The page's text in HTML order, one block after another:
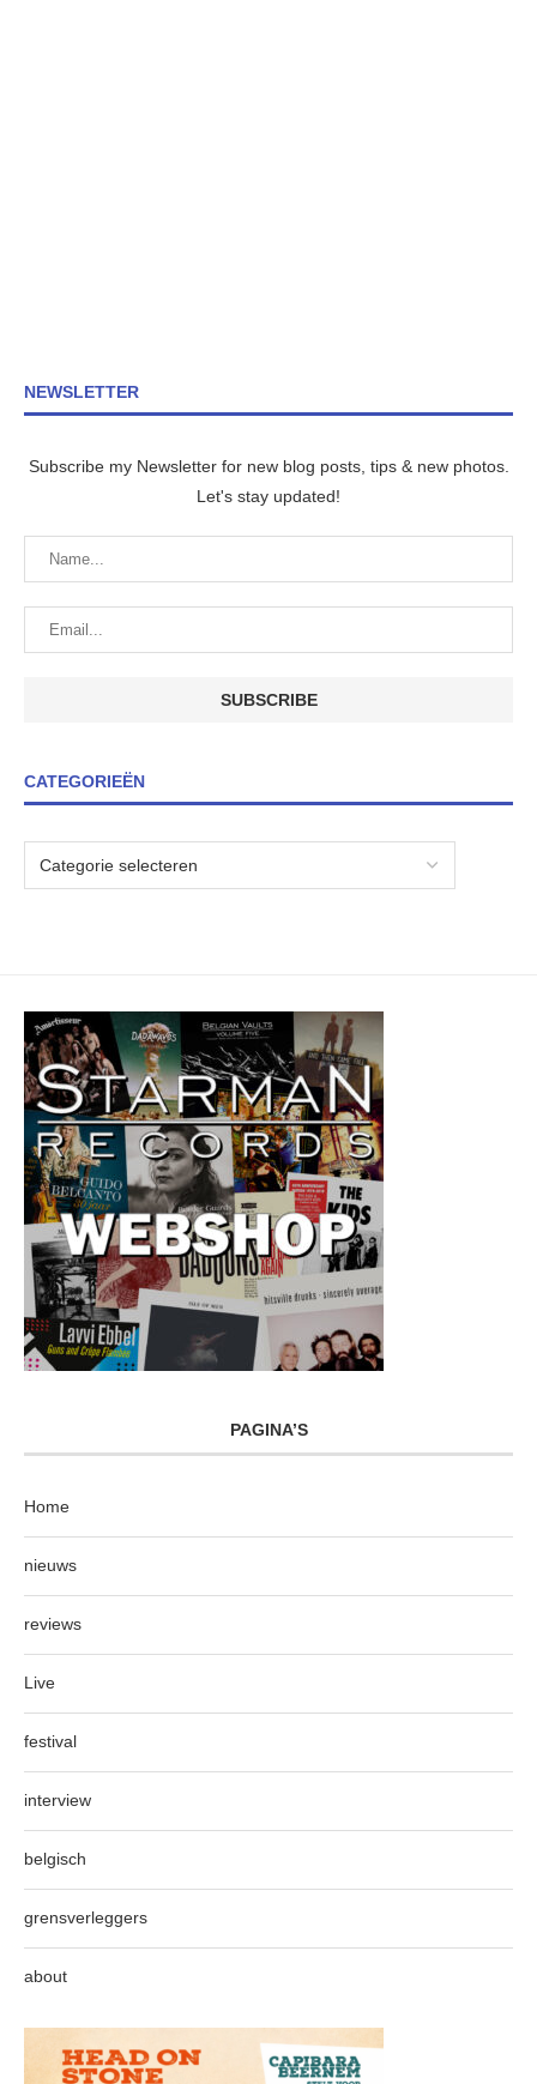
NEWSLETTER
Subscribe my Newsletter for new blog posts, tips & new photos.
Let's stay updated!
CATEGORIEËN
PAGINA’S
Home
nieuws
reviews
Live
festival
interview
belgisch
grensverleggers
about